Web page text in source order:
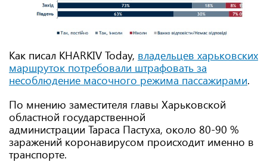
Как писал KHARKIV Today, владельцев харьковских
маршруток потребовали штрафовать за
несоблюдение масочного режима пассажирами.
По мнению заместителя главы Харьковской
областной государственной
администрации Тараса Пастуха, около 80-90 %
заражений коронавирусом происходит именно в
транспорте.